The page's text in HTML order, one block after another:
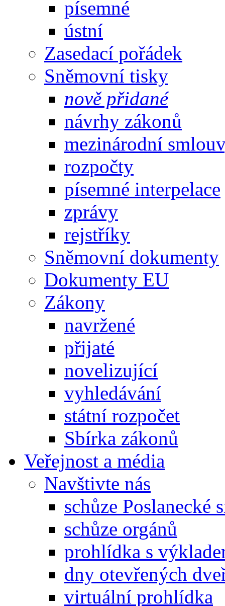
písemné
ústní
Zasedací pořádek
Sněmovní tisky
nově přidané
návrhy zákonů
mezinárodní
rozpočty
písemné interpelace
zprávy
rejstříky
Sněmovní dokumenty
Dokumenty EU
Zákony
navržené
přijaté
novelizující
vyhledávání
státní rozpočet
Sbírka zákonů
Veřejnost a média
Navštivte nás
schůze Poslanecké
schůze orgánů
prohlídka s
dny otevřených
virtuální prohlídka